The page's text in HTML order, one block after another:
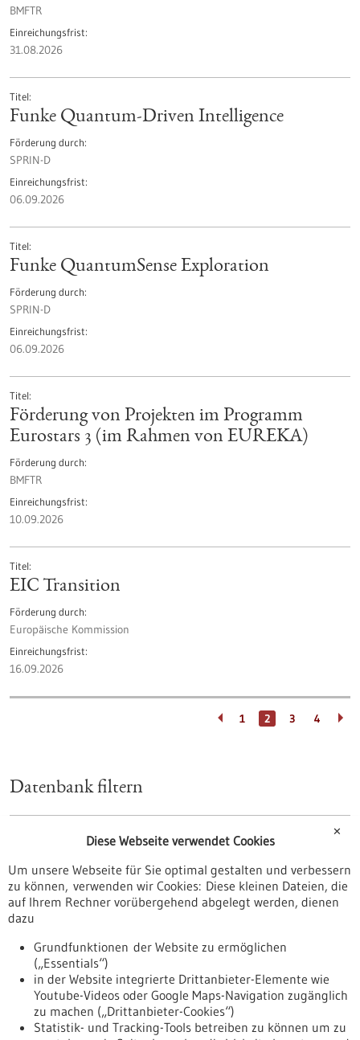
BMFTR
Einreichungsfrist
31.08.2026
Titel
Funke Quantum-Driven Intelligence
Förderung durch
SPRIN-D
Einreichungsfrist
06.09.2026
Titel
Funke QuantumSense Exploration
Förderung durch
SPRIN-D
Einreichungsfrist
06.09.2026
Titel
Förderung von Projekten im Programm
Eurostars 3 (im Rahmen von EUREKA)
Förderung durch
BMFTR
Einreichungsfrist
10.09.2026
Titel
EIC Transition
Förderung durch
Europäische Kommission
Einreichungsfrist
16.09.2026
1 2 3 4
Datenbank filtern
Stipendium
Wettbewerb
✕
Diese Webseite verwendet Cookies
Um unsere Webseite für Sie optimal gestalten und verbessern
zu können, verwenden wir Cookies: Diese kleinen Dateien, die
auf Ihrem Rechner vorübergehend abgelegt werden, dienen
dazu
Grundfunktionen der Website zu ermöglichen
(„Essentials“)
in der Website integrierte Drittanbieter-Elemente wie
Youtube-Videos oder Google Maps-Navigation zugänglich
zu machen („Drittanbieter-Cookies“)
Statistik- und Tracking-Tools betreiben zu können um zu